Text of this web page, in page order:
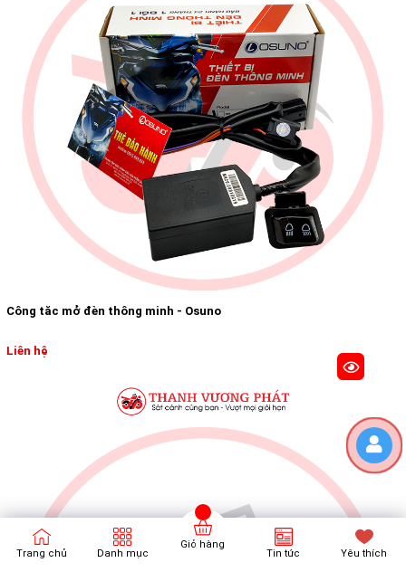
Công tăc mở đèn thông minh - Osuno
Liên hệ
Trang chủ Danh mục
Giỏ hàng
Tin tức Yêu thích